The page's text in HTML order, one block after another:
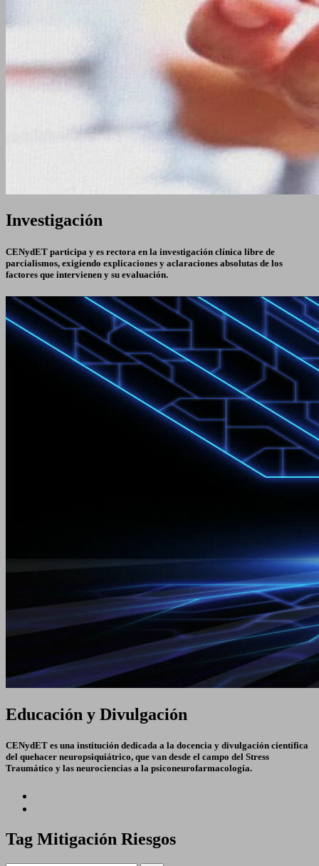
Investigación
CENydET participa y es rectora en la investigación clínica libre de
parcialismos, exigiendo explicaciones y aclaraciones absolutas de los
factores que intervienen y su evaluación.
Educación y Divulgación
CENydET es una institución dedicada a la docencia y divulgación científica
del quehacer neuropsiquiátrico, que van desde el campo del Stress
Traumático y las neurociencias a la psiconeurofarmacología.
Tag Mitigación Riesgos